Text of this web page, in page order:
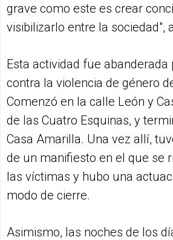
grave como este es crear
visibilizarlo entre la sociedad",
Esta actividad fue abanderada
contra la violencia de género
Comenzó en la calle León y
de las Cuatro Esquinas, y
Casa Amarilla. Una vez allí,
de un manifiesto en el que se
las víctimas y hubo una
modo de cierre.
Asimismo, las noches de los